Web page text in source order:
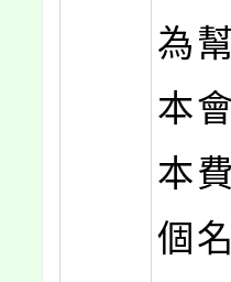
為
本
本
個